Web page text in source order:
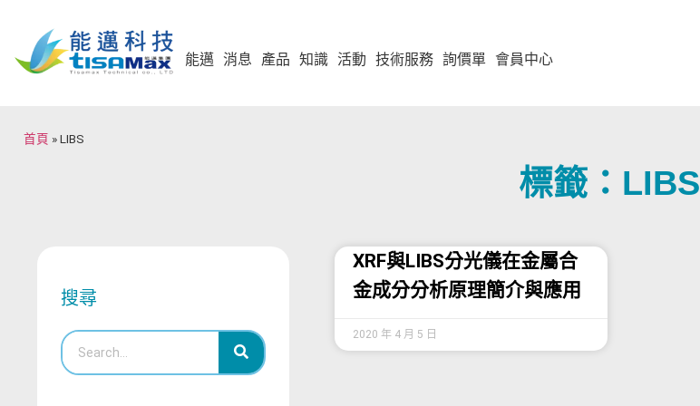
能邁 消息 產品 知識 活動 技術服務 詢價單 會員中心
首頁 »LIBS
標籤：LIBS
搜尋
XRF與LIBS分光儀在金屬合
金成分分析原理簡介與應用
2020 年 4 月 5 日